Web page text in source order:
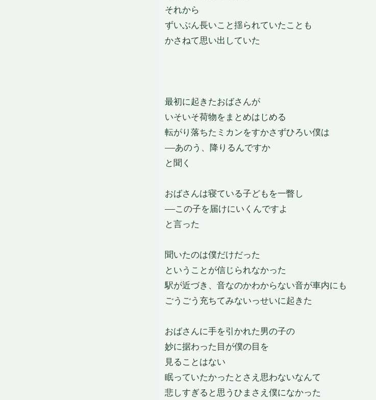
それから
ずいぶん長いこと揺られていたことも
かさねて思い出していた
最初に起きたおばさんが
いそいそ荷物をまとめはじめる
転がり落ちたミカンをすかさずひろい僕は
——あのう、降りるんですか
と聞く
おばさんは寝ている子どもを一瞥し
——この子を届けにいくんですよ
と言った
聞いたのは僕だけだった
ということが信じられなかった
駅が近づき、音なのかわからない音が車内にも
ごうごう充ちてみないっせいに起きた
おばさんに手を引かれた男の子の
妙に据わった目が僕の目を
見ることはない
眠っていたかったとさえ思わないなんて
悲しすぎると思うひまさえ僕になかった